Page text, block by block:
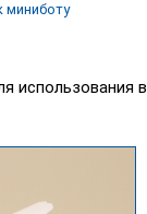
использования в